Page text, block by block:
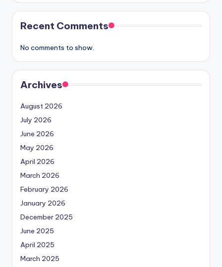
Recent Comments
No comments to show.
Archives
August 2026
July 2026
June 2026
May 2026
April 2026
March 2026
February 2026
January 2026
December 2025
June 2025
April 2025
March 2025